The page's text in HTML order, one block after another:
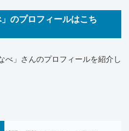
」のプロフィールはこち
べ」さんのプロフィールを紹介し